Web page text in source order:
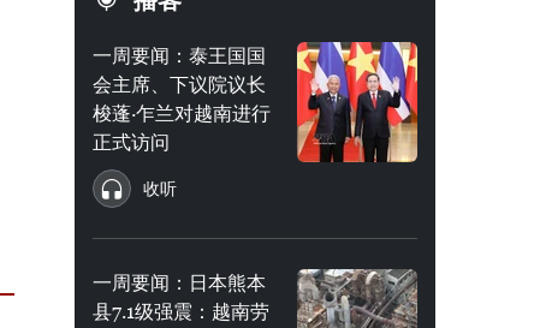
一周要闻：泰王国国
会主席、下议院议长
梭蓬·乍兰对越南进行
正式访问
收听
一周要闻：日本熊本
县7.1级强震：越南劳